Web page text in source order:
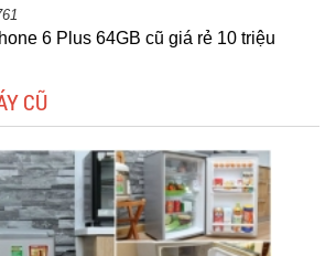
6 Plus 64GB cũ giá rẻ 10 triệu
CŨ